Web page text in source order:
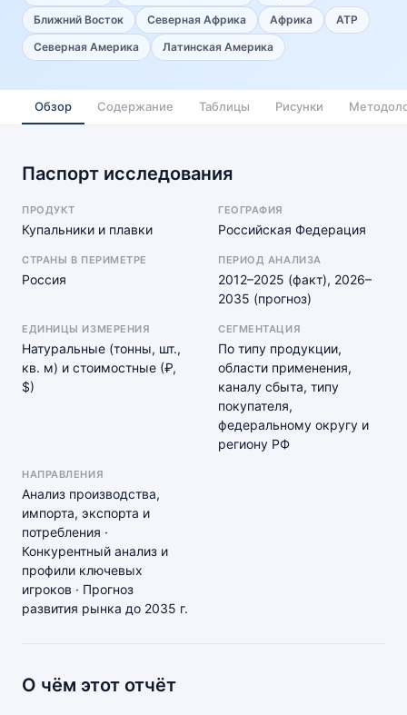
Ближний Восток
Северная Африка Африка
АТР
Северная Америка
Латинская Америка
Обзор Содержание Таблицы Рисунки
Паспорт исследования
ПРОДУКТ
Купальники и плавки
ГЕОГРАФИЯ
Российская Федерация
СТРАНЫ В ПЕРИМЕТРЕ
Россия
ПЕРИОД АНАЛИЗА
2012–2025 (факт), 2026–
2035 (прогноз)
ЕДИНИЦЫ ИЗМЕРЕНИЯ
Натуральные (тонны, шт.,
кв. м) и стоимостные (₽,
$)
СЕГМЕНТАЦИЯ
По типу продукции,
области применения,
каналу сбыта, типу
покупателя,
федеральному округу и
региону РФ
НАПРАВЛЕНИЯ
Анализ производства,
импорта, экспорта и
потребления ·
Конкурентный анализ и
профили ключевых
игроков · Прогноз
развития рынка до 2035 г.
О чём этот отчёт